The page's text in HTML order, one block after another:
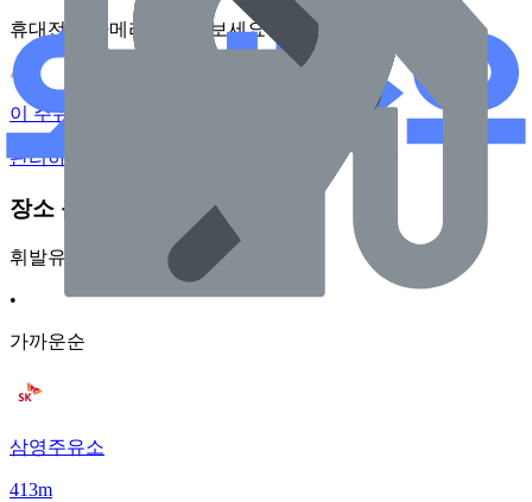
휴대전화 카메라로 찍어보세요
이 주유소의 사장님이신가요?
관리하기
장소 근처 주유소
휘발유
•
가까운순
삼영주유소
413m